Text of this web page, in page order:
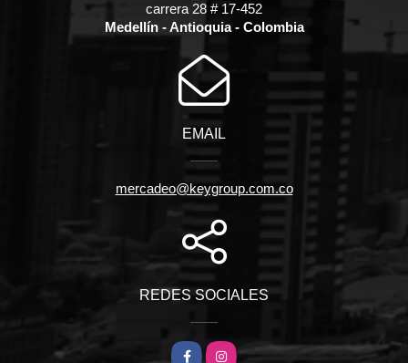
carrera 28 # 17-452
Medellín - Antioquia - Colombia
EMAIL
mercadeo@keygroup.com.co
REDES SOCIALES
FacebookInstagram